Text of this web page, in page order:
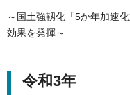
～国土強靱化「5か年加速
効果を発揮～
令和3年